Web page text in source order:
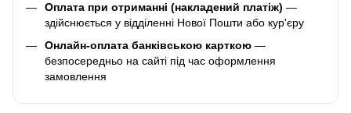
Оплата при отриманні (накладений платіж) —
здійснюється у відділенні Нової Пошти або кур'єру
Онлайн-оплата банківською карткою —
безпосередньо на сайті під час оформлення
замовлення